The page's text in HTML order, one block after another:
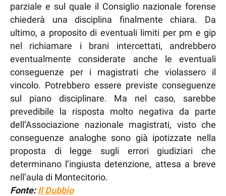
parziale e sul quale il Consiglio nazionale forense
chiederà una disciplina finalmente chiara. Da
ultimo, a proposito di eventuali limiti per pm e gip
nel richiamare i brani intercettati, andrebbero
eventualmente considerate anche le eventuali
conseguenze per i magistrati che violassero il
vincolo. Potrebbero essere previste conseguenze
sul piano disciplinare. Ma nel caso, sarebbe
prevedibile la risposta molto negativa da parte
dell’Associazione nazionale magistrati, visto che
conseguenze analoghe sono già ipotizzate nella
proposta di legge sugli errori giudiziari che
determinano l’ingiusta detenzione, attesa a breve
nell’aula di Montecitorio.
Fonte:Il Dubbio